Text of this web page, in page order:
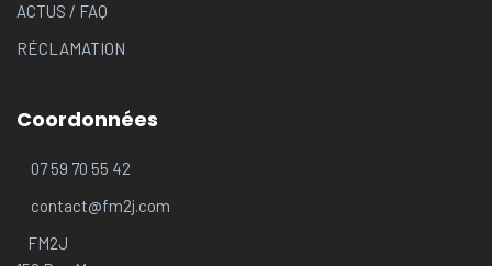
ACTUS / FAQ
RÉCLAMATION
Coordonnées
07 59 70 55 42
contact@fm2j.com
FM2J